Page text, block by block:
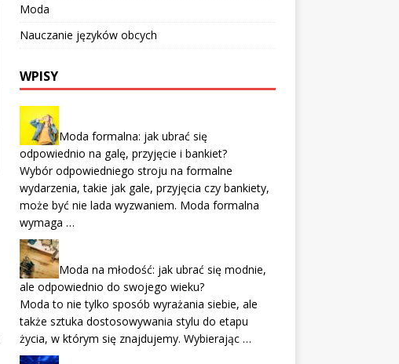
Moda
Nauczanie języków obcych
WPISY
Moda formalna: jak ubrać się
odpowiednio na galę, przyjęcie i bankiet?
Wybór odpowiedniego stroju na formalne
wydarzenia, takie jak gale, przyjęcia czy bankiety,
może być nie lada wyzwaniem. Moda formalna
wymaga …
Moda na młodość: jak ubrać się modnie,
ale odpowiednio do swojego wieku?
Moda to nie tylko sposób wyrażania siebie, ale
także sztuka dostosowywania stylu do etapu
życia, w którym się znajdujemy. Wybierając …